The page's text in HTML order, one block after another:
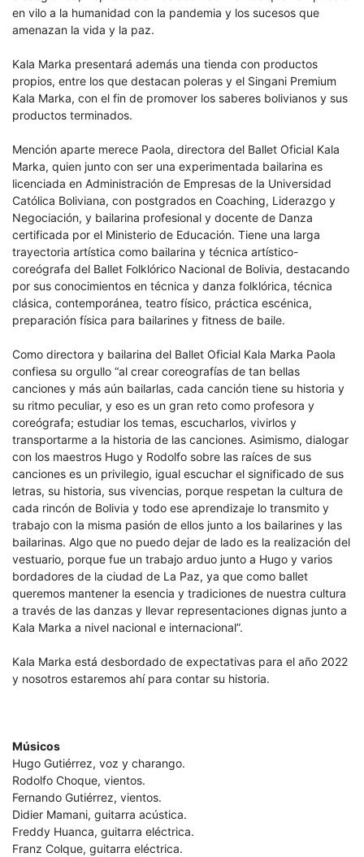
en vilo a la humanidad con la pandemia y los sucesos que
amenazan la vida y la paz.
Kala Marka presentará además una tienda con productos
propios, entre los que destacan poleras y el Singani Premium
Kala Marka, con el fin de promover los saberes bolivianos y sus
productos terminados.
Mención aparte merece Paola, directora del Ballet Oficial Kala
Marka, quien junto con ser una experimentada bailarina es
licenciada en Administración de Empresas de la Universidad
Católica Boliviana, con postgrados en Coaching, Liderazgo y
Negociación, y bailarina profesional y docente de Danza
certificada por el Ministerio de Educación. Tiene una larga
trayectoria artística como bailarina y técnica artístico-
coreógrafa del Ballet Folklórico Nacional de Bolivia, destacando
por sus conocimientos en técnica y danza folklórica, técnica
clásica, contemporánea, teatro físico, práctica escénica,
preparación física para bailarines y fitness de baile.
Como directora y bailarina del Ballet Oficial Kala Marka Paola
confiesa su orgullo “al crear coreografías de tan bellas
canciones y más aún bailarlas, cada canción tiene su historia y
su ritmo peculiar, y eso es un gran reto como profesora y
coreógrafa; estudiar los temas, escucharlos, vivirlos y
transportarme a la historia de las canciones. Asimismo, dialogar
con los maestros Hugo y Rodolfo sobre las raíces de sus
canciones es un privilegio, igual escuchar el significado de sus
letras, su historia, sus vivencias, porque respetan la cultura de
cada rincón de Bolivia y todo ese aprendizaje lo transmito y
trabajo con la misma pasión de ellos junto a los bailarines y las
bailarinas. Algo que no puedo dejar de lado es la realización del
vestuario, porque fue un trabajo arduo junto a Hugo y varios
bordadores de la ciudad de La Paz, ya que como ballet
queremos mantener la esencia y tradiciones de nuestra cultura
a través de las danzas y llevar representaciones dignas junto a
Kala Marka a nivel nacional e internacional”.
Kala Marka está desbordado de expectativas para el año 2022
y nosotros estaremos ahí para contar su historia.
Músicos
Hugo Gutiérrez, voz y charango.
Rodolfo Choque, vientos.
Fernando Gutiérrez, vientos.
Didier Mamani, guitarra acústica.
Freddy Huanca, guitarra eléctrica.
Franz Colque, guitarra eléctrica.